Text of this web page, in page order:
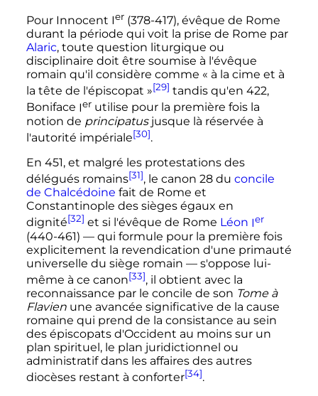
Pour Innocent Ier(378-417), évêque de Rome
durant la période qui voit la prise de Rome par
Alaric, toute question liturgique ou
disciplinaire doit être soumise à l'évêque
romain qu'il considère comme « à la cime et à
la tête de l'épiscopat »[29] tandis qu'en 422,
Boniface Ierutilise pour la première fois la
notion de principatusjusque là réservée à
l'autorité impériale[30].
En 451, et malgré les protestations des
délégués romains[31], le canon 28 du concile
de Chalcédoine fait de Rome et
Constantinople des sièges égaux en
dignité[32] et si l'évêque de Rome Léon Ier
(440-461) — qui formule pour la première fois
explicitement la revendication d'une primauté
universelle du siège romain — s'oppose lui-
même à ce canon[33], il obtient avec la
reconnaissance par le concile de son Tome à
Flavienune avancée significative de la cause
romaine qui prend de la consistance au sein
des épiscopats d'Occident au moins sur un
plan spirituel, le plan juridictionnel ou
administratif dans les affaires des autres
diocèses restant à conforter[34].